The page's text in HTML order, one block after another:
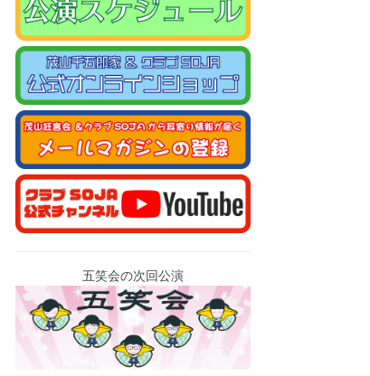
五笑会の次回公演